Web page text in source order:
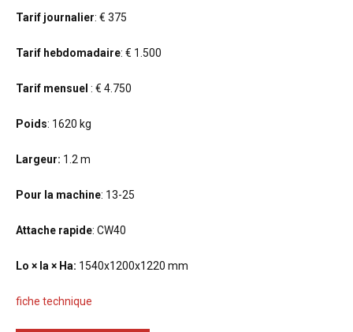
Tarif journalier: € 375
Tarif hebdomadaire: € 1.500
Tarif mensuel : € 4.750
Poids: 1620 kg
Largeur: 1.2 m
Pour la machine: 13-25
Attache rapide: CW40
Lo × la × Ha: 1540x1200x1220 mm
fiche technique